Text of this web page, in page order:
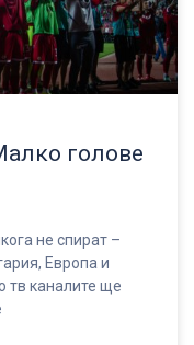
голове
не спират –
Европа и
тв каналите ще